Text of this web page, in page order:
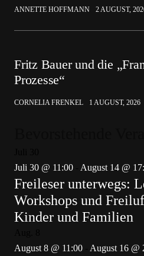
ANNETTE HOFFMANN 2 AUGUST,
Fritz Bauer und die
Prozesse“
CORNELIA FRENKEL 1 AUGUST, 2026
Juli 30 @ 11:00
August 14 @
Freileser unterwegs:
Workshops und
Kinder und Familien
August 8 @ 11:00
August 16 @